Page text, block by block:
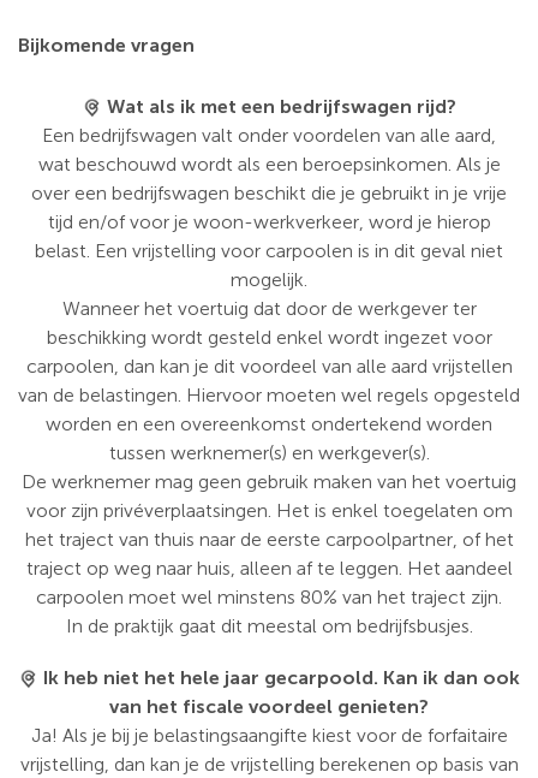
Bijkomende vragen
Wat als ik met een bedrijfswagen rijd?
Een bedrijfswagen valt onder voordelen van alle aard,
wat beschouwd wordt als een beroepsinkomen. Als je
over een bedrijfswagen beschikt die je gebruikt in je vrije
tijd en/of voor je woon-werkverkeer, word je hierop
belast. Een vrijstelling voor carpoolen is in dit geval niet
mogelijk.
Wanneer het voertuig dat door de werkgever ter
beschikking wordt gesteld enkel wordt ingezet voor
carpoolen, dan kan je dit voordeel van alle aard vrijstellen
van de belastingen. Hiervoor moeten wel regels opgesteld
worden en een overeenkomst ondertekend worden
tussen werknemer(s) en werkgever(s).
De werknemer mag geen gebruik maken van het voertuig
voor zijn privéverplaatsingen. Het is enkel toegelaten om
het traject van thuis naar de eerste carpoolpartner, of het
traject op weg naar huis, alleen af te leggen. Het aandeel
carpoolen moet wel minstens 80% van het traject zijn.
In de praktijk gaat dit meestal om bedrijfsbusjes.
Ik heb niet het hele jaar gecarpoold. Kan ik dan ook
van het fiscale voordeel genieten?
Ja! Als je bij je belastingsaangifte kiest voor de forfaitaire
vrijstelling, dan kan je de vrijstelling berekenen op basis van